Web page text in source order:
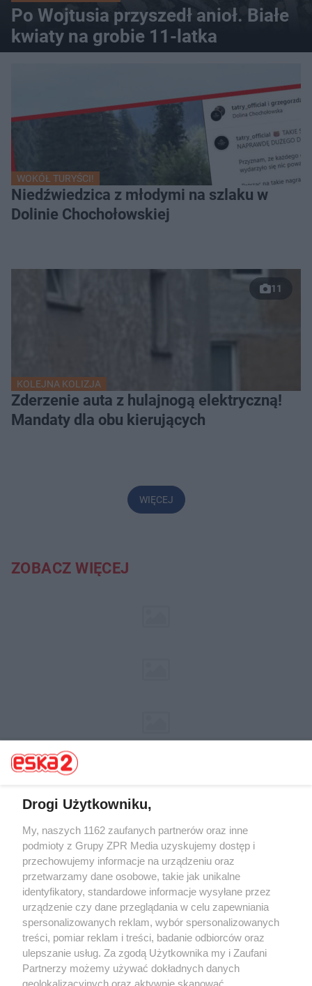
Po Wojtusia przyszedł anioł. Białe
kwiaty na grobie 11-latka
WOKÓŁ TURYŚCI!
Niedźwiedzica z młodymi na szlaku w
Dolinie Chochołowskiej
11
KOLEJNA KOLIZJA
Zderzenie auta z hulajnogą elektryczną!
Mandaty dla obu kierujących
WIĘCEJ
ZOBACZ WIĘCEJ
Żaden utwór zamieszczony w serwisie nie może być powielany i
rozpowszechniany lub dalej rozpowszechniany w jakikolwiek sposób (w
tym także elektroniczny lub mechaniczny) na jakimkolwiek polu
eksploatacji w jakiejkolwiek formie, włącznie z umieszczaniem w
Internecie bez pisemnej zgody właściciela praw. Jakiekolwiek użycie lub
wykorzystanie utworów w całości lub w części z naruszeniem prawa,
tzn. bez właściwej zgody, jest zabronione pod groźbą kary i może być
ścigane prawnie.
Drogi Użytkowniku,
My, naszych 1162 zaufanych partnerów oraz inne
podmioty z Grupy ZPR Media uzyskujemy dostęp i
przechowujemy informacje na urządzeniu oraz
przetwarzamy dane osobowe, takie jak unikalne
identyfikatory, standardowe informacje wysyłane przez
urządzenie czy dane przeglądania w celu zapewniania
spersonalizowanych reklam, wybór spersonalizowanych
treści, pomiar reklam i treści, badanie odbiorców oraz
ulepszanie usług. Za zgodą Użytkownika my i Zaufani
Partnerzy możemy używać dokładnych danych
geolokalizacyjnych oraz aktywnie skanować